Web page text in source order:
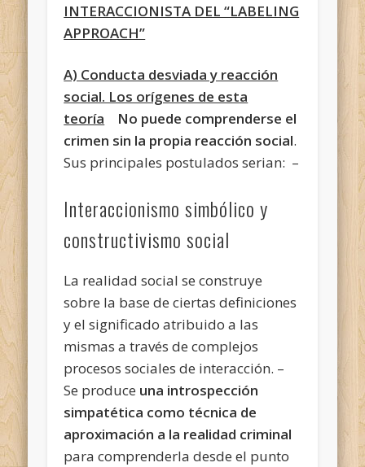
INTERACCIONISTA DEL “LABELING
APPROACH”
A) Conducta desviada y reacción
social. Los orígenes de esta
teoría No puede comprenderse el
crimen sin la propia reacción social.
Sus principales postulados serian: –
Interaccionismo simbólico y
constructivismo social
La realidad social se construye
sobre la base de ciertas definiciones
y el significado atribuido a las
mismas a través de complejos
procesos sociales de interacción. –
Se produce una introspección
simpatética como técnica de
aproximación a la realidad criminal
para comprenderla desde el punto